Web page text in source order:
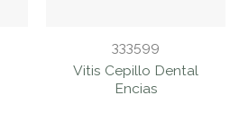
333599
Vitis Cepillo Dental
Encias